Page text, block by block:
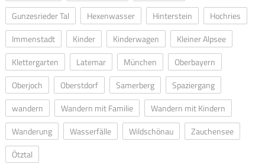
Gunzesrieder Tal
Hexenwasser Hinterstein
Hochries
Immenstadt
Kinder Kinderwagen
Kleiner Alpsee
Klettergarten
Latemar München
Oberbayern
Oberjoch
Oberstdorf Samerberg
Spaziergang
wandern
Wandern mit Familie
Wandern mit Kindern
Wanderung
Wasserfälle Wildschönau
Zauchensee
Ötztal